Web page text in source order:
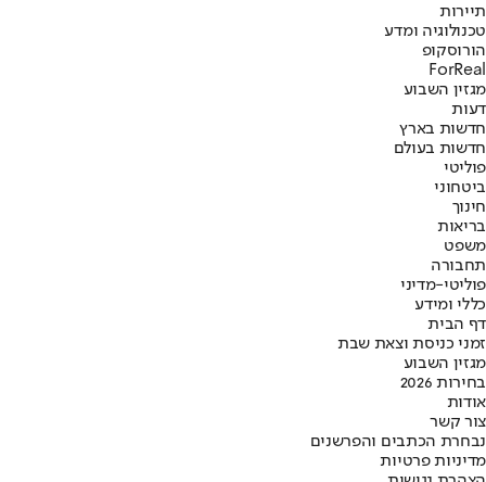
תיירות
טכנולוגיה ומדע
הורוסקופ
ForReal
מגזין השבוע
דעות
חדשות בארץ
חדשות בעולם
פוליטי
ביטחוני
חינוך
בריאות
משפט
תחבורה
פוליטי-מדיני
כללי ומידע
דף הבית
זמני כניסת וצאת שבת
מגזין השבוע
בחירות 2026
אודות
צור קשר
נבחרת הכתבים והפרשנים
מדיניות פרטיות